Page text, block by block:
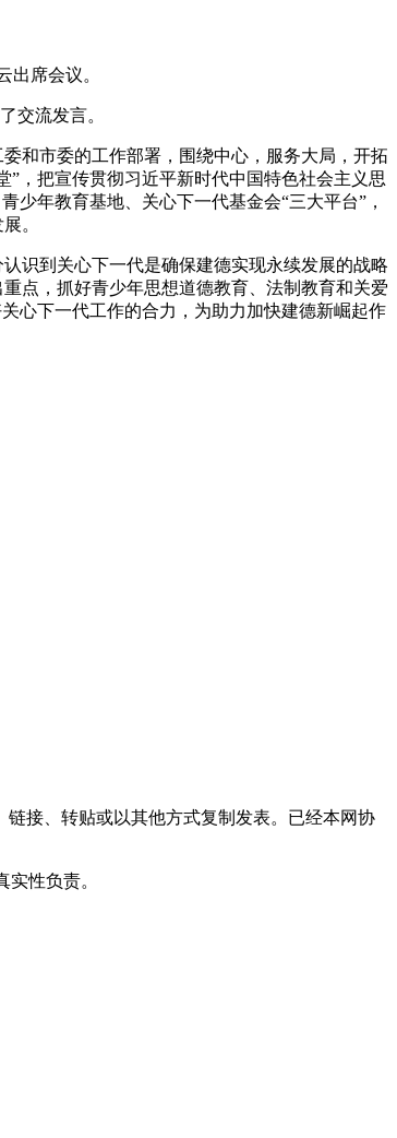
席会议。
交流发言。
和市委的工作部署，围绕中心，服务大局，开拓
，把宣传贯彻习近平新时代中国特色社会主义思
少年教育基地、关心下一代基金会“三大平台”，
。
识到关心下一代是确保建德实现永续发展的战略
点，抓好青少年思想道德教育、法制教育和关爱
心下一代工作的合力，为助力加快建德新崛起作
接、转贴或以其他方式复制发表。已经本网协
性负责。